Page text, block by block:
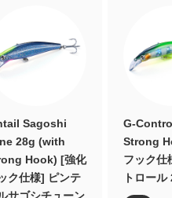
Sagoshi
28g (with
Hook) [強化
ク仕様] ピンテ
G-
Strong
フック仕
トロール